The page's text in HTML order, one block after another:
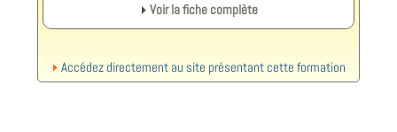
Voir la fiche complète
Accédez directement au site présentant cette formation